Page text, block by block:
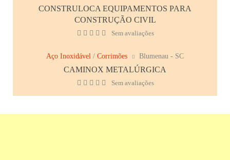
CONSTRULOCA EQUIPAMENTOS PARA
CONSTRUÇÃO CIVIL
Sem avaliações
Aço Inoxidável / Corrimões Blumenau - SC
CAMINOX METALÚRGICA
Sem avaliações